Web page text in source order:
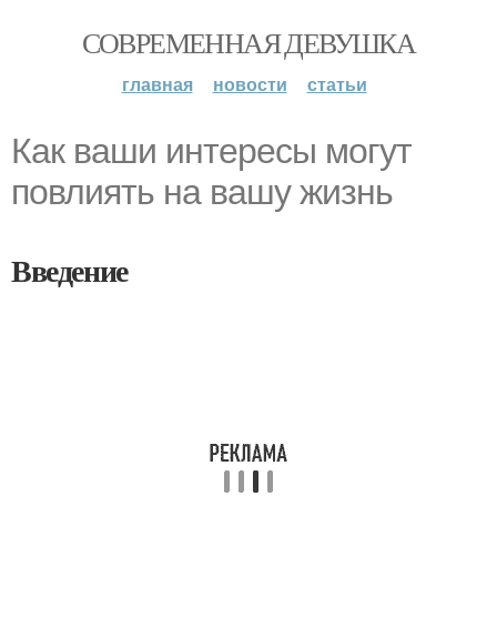
СОВРЕМЕННАЯ ДЕВУШКА
главная новости статьи
Как ваши интересы могут
повлиять на вашу жизнь
Введение